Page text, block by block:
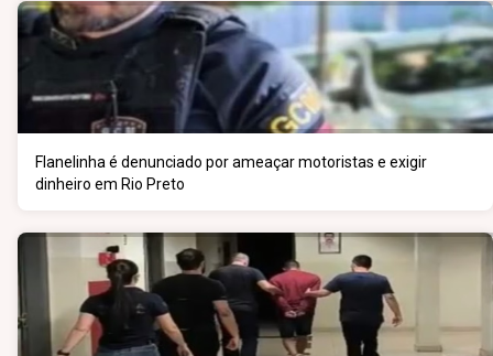
Flanelinha é denunciado por ameaçar motoristas e exigir
dinheiro em Rio Preto